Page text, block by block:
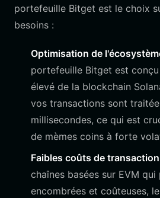
portefeuille Bitget est le choix
besoins :
Optimisation de
portefeuille Bitget est
élevé de la blockchain
vos transactions sont
millisecondes, ce qui est
de mèmes coins à forte
Faibles coûts de
chaînes basées sur EVM
encombrées et coûteuses,